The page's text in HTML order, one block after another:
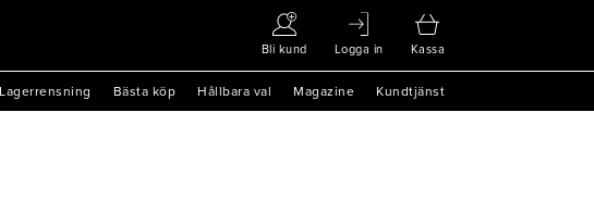
Bli kund Logga in Kassa
Lagerrensning Bästa köp Hållbara val Magazine Kundtjänst